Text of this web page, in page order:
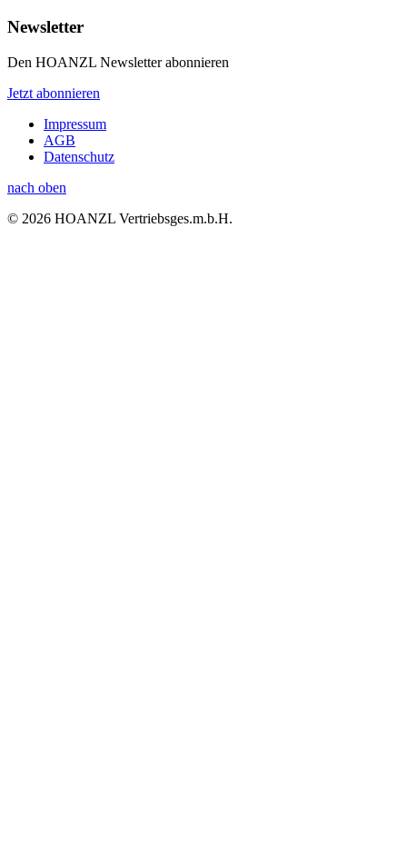
Newsletter
Den HOANZL Newsletter abonnieren
Jetzt abonnieren
Impressum
AGB
Datenschutz
nach oben
© 2026 HOANZL Vertriebsges.m.b.H.